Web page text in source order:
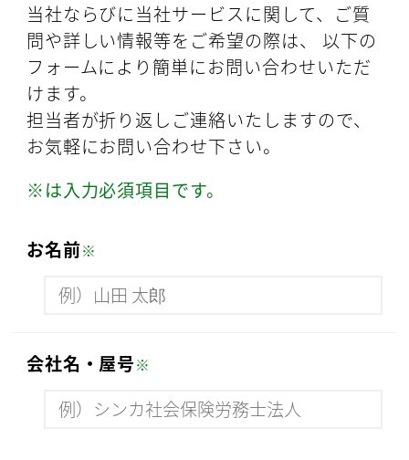
当社ならびに当社サービスに関して、ご質
問や詳しい情報等をご希望の際は、
以下の
フォームにより簡単にお問い合わせいただ
けます。
担当者が折り返しご連絡いたしますので、
お気軽にお問い合わせ下さい。
※は入力必須項目です。
お名前※
会社名・屋号※